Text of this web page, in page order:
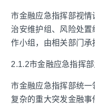
市金融应急指挥部视情
治安维护组、风险处
作小组，由相关部门承
2.1.2市金融应急指挥
市金融应急指挥部统
复杂的重大突发金融